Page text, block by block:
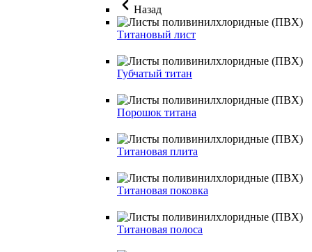
Назад
Титановый лист
Губчатый титан
Порошок титана
Титановая плита
Титановая поковка
Титановая полоса